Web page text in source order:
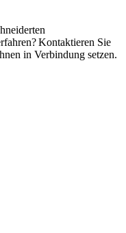
Kontaktieren Sie
in Verbindung setzen.